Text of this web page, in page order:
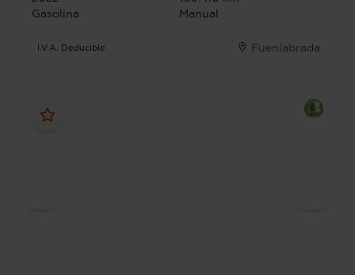
Gasolina
Manual
I.V.A. Deducible Fuenlabrada